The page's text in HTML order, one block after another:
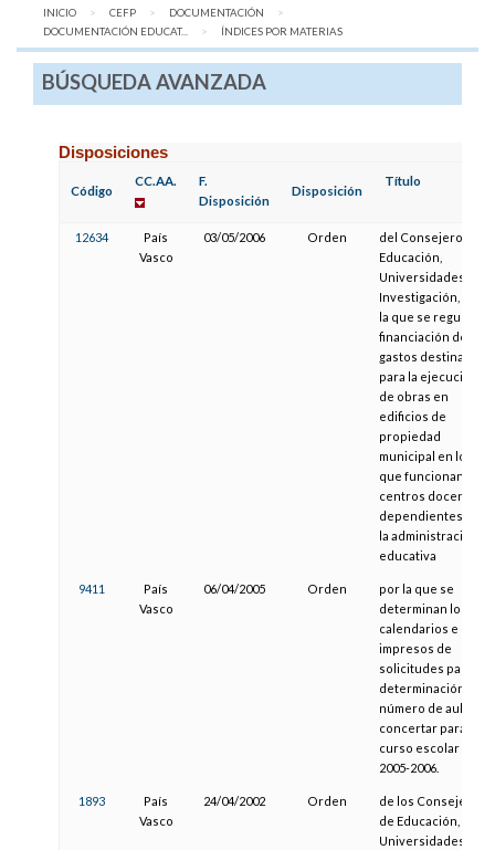
INICIO CEFP
DOCUMENTACIÓN
DOCUMENTACIÓN EDUCAT...
AQUÍ:
ÍNDICES POR MATERIAS
BÚSQUEDA AVANZADA
Disposiciones
Código
CC.AA.
F.
Disposición
Disposición
Título
12634
País
Vasco
03/05/2006 Orden
del Consejero de
Educación,
Universidades e
Investigación, por
la que se regula la
financiación de los
gastos destinados
para la ejecución
de obras en
edificios de
propiedad
municipal en los
que funcionan
centros docentes
dependientes de
la administración
educativa
9411
País
Vasco
06/04/2005 Orden
por la que se
determinan los
calendarios e
impresos de
solicitudes para la
determinación del
número de aulas a
concertar para el
curso escolar
2005-2006.
1893
País
Vasco
24/04/2002 Orden
de los Consejeros
de Educación,
Universidades e